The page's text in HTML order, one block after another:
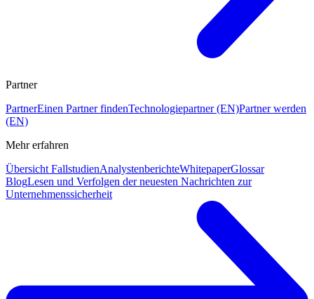
Partner
PartnerEinen Partner findenTechnologiepartner (EN)Partner werden
(EN)
Mehr erfahren
Übersicht FallstudienAnalystenberichteWhitepaperGlossar
BlogLesen und Verfolgen der neuesten Nachrichten zur
Unternehmenssicherheit